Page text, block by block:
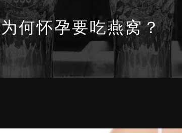
为何怀孕要吃燕窝？